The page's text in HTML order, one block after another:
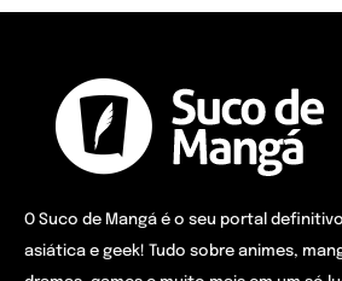
O Suco de Mangá é o seu portal
asiática e geek! Tudo sobre animes,